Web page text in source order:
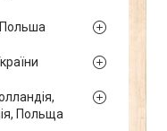
Польша
Польща